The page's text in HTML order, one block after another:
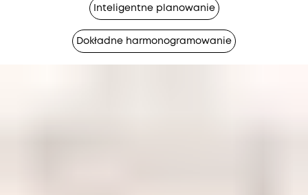
Inteligentne planowanie
Dokładne harmonogramowanie